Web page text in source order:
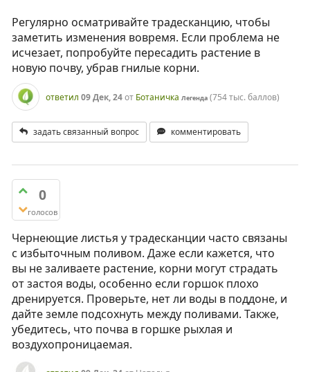
Регулярно осматривайте традесканцию, чтобы
заметить изменения вовремя. Если проблема не
исчезает, попробуйте пересадить растение в
новую почву, убрав гнилые корни.
ответил 09 Дек, 24от Ботаничка Легенда (754 тыс.баллов)
задать связанный вопрос комментировать
0
голосов
Чернеющие листья у традесканции часто связаны
с избыточным поливом. Даже если кажется, что
вы не заливаете растение, корни могут страдать
от застоя воды, особенно если горшок плохо
дренируется. Проверьте, нет ли воды в поддоне, и
дайте земле подсохнуть между поливами. Также,
убедитесь, что почва в горшке рыхлая и
воздухопроницаемая.